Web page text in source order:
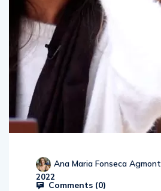
Ana Maria Fonseca Agmont
2022
Comments (0)